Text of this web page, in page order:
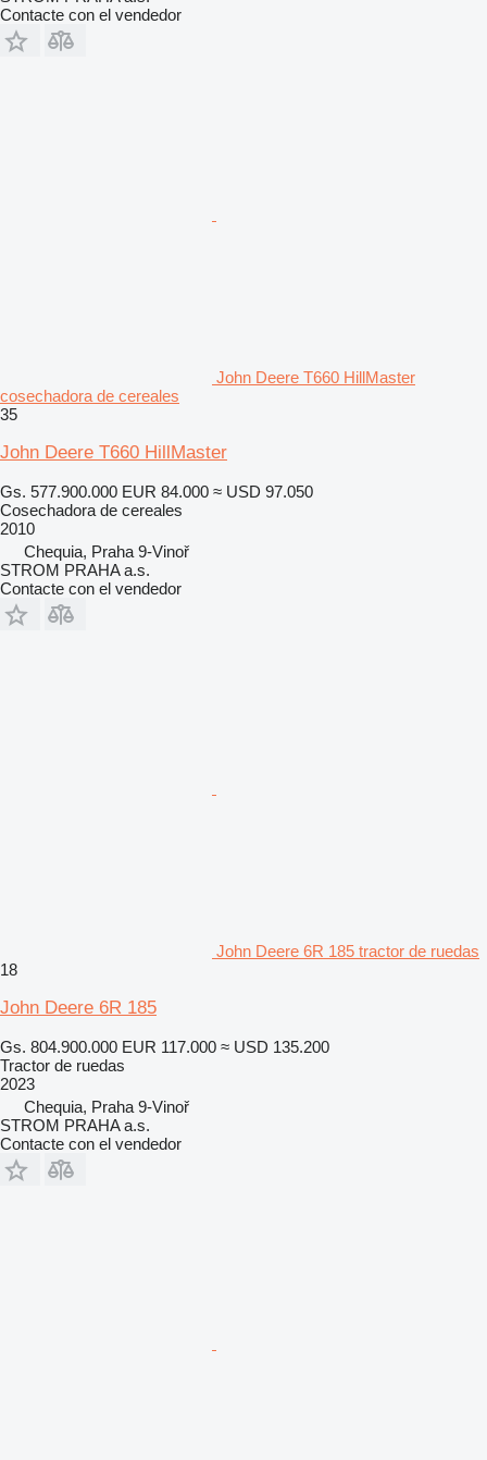
Contacte con el vendedor
John Deere T660 HillMaster
cosechadora de cereales
35
John Deere T660 HillMaster
Gs. 577.900.000 EUR 84.000 ≈ USD 97.050
Cosechadora de cereales
2010
Chequia, Praha 9-Vinoř
STROM PRAHA a.s.
Contacte con el vendedor
John Deere 6R 185 tractor de ruedas
18
John Deere 6R 185
Gs. 804.900.000 EUR 117.000 ≈ USD 135.200
Tractor de ruedas
2023
Chequia, Praha 9-Vinoř
STROM PRAHA a.s.
Contacte con el vendedor